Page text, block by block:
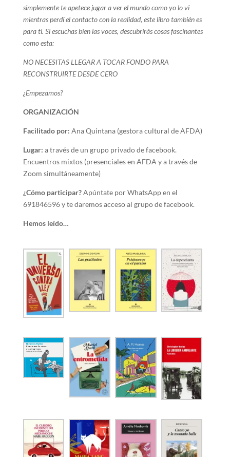
simplemente te apetece jugar a ver el mundo como yo lo vi
mientras perdí el contacto con la realidad, este libro también es
para ti. Si escuchas bien las voces, descubrirás cosas fascinantes
como esta:
NO NECESITAS LLEGAR A TOCAR FONDO PARA
RECONSTRUIRTE DESDE CERO
¿Empezamos?
ORGANIZACIÓN
Facilitado por: Ana Quintana (gestora cultural de AFDA)
Lugar: a través de un grupo privado de facebook.
Encuentros mixtos (presenciales en AFDA y a través de
Zoom simultáneamente)
¿Cómo participar?Apúntate por WhatsApp en el
691846596 y te daremos acceso al grupo de facebook.
Hemos leído…